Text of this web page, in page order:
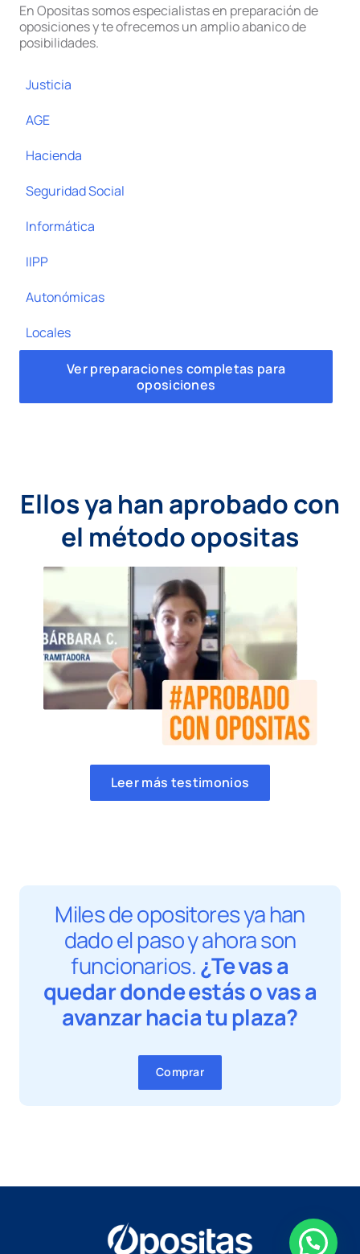
En Opositas somos especialistas en preparación de
oposiciones y te ofrecemos un amplio abanico de
posibilidades.
Justicia
AGE
Hacienda
Seguridad Social
Informática
IIPP
Autonómicas
Locales
Ver preparaciones completas para
oposiciones
Ellos ya han aprobado con
el método opositas
Leer más testimonios
Miles de opositores ya han
dado el paso y ahora son
funcionarios.¿Te vas a
quedar donde estás o vas a
avanzar hacia tu plaza?
Comprar